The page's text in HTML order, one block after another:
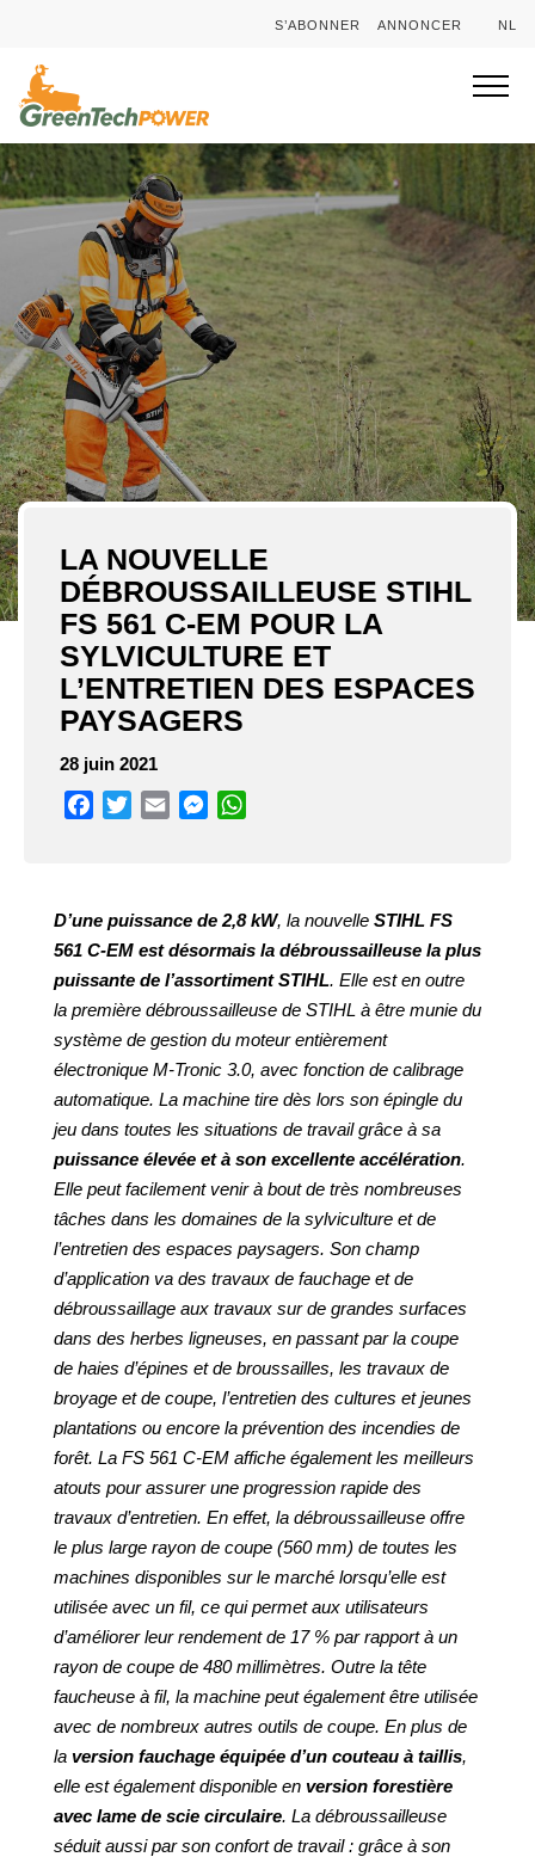
S’ABONNER ANNONCER NL
LA NOUVELLE
DÉBROUSSAILLEUSE STIHL
FS 561 C-EM POUR LA
SYLVICULTURE ET
L’ENTRETIEN DES ESPACES
PAYSAGERS
28 juin 2021
Facebook
TwitterEmail Messenger
D’une puissance de 2,8 kW, la nouvelle STIHL FS
561 C-EM est désormais la débroussailleuse la plus
puissante de l’assortiment STIHL. Elle est en outre
la première débroussailleuse de STIHL à être munie du
système de gestion du moteur entièrement
électronique M-Tronic 3.0, avec fonction de calibrage
automatique. La machine tire dès lors son épingle du
jeu dans toutes les situations de travail grâce à sa
puissance élevée et à son excellente accélération.
Elle peut facilement venir à bout de très nombreuses
tâches dans les domaines de la sylviculture et de
l’entretien des espaces paysagers. Son champ
d’application va des travaux de fauchage et de
débroussaillage aux travaux sur de grandes surfaces
dans des herbes ligneuses, en passant par la coupe
de haies d’épines et de broussailles, les travaux de
broyage et de coupe, l’entretien des cultures et jeunes
plantations ou encore la prévention des incendies de
forêt. La FS 561 C-EM affiche également les meilleurs
atouts pour assurer une progression rapide des
travaux d’entretien. En effet, la débroussailleuse offre
le plus large rayon de coupe (560 mm) de toutes les
machines disponibles sur le marché lorsqu’elle est
utilisée avec un fil, ce qui permet aux utilisateurs
d’améliorer leur rendement de 17 % par rapport à un
rayon de coupe de 480 millimètres. Outre la tête
faucheuse à fil, la machine peut également être utilisée
avec de nombreux autres outils de coupe. En plus de
la version fauchage équipée d’un couteau à taillis,
elle est également disponible en version forestière
avec lame de scie circulaire. La débroussailleuse
séduit aussi par son confort de travail : grâce à son